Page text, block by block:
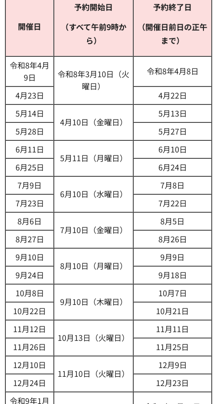
開催日
予約開始日
（すべて午前9時か
ら）
予約終了日
（開催日前日の正午
まで）​​​​​​
令和8年4月
9日
令和8年3月10日（火
曜日）
令和8年4月8日
4月23日
4月22日
5月14日
4月10日（金曜日）
5月13日
5月28日
5月27日
6月11日
5月11日（月曜日）
6月10日
6月25日
6月24日
7月9日
6月10日（水曜日）
7月8日
7月23日
7月22日
8月6日
7月10日（金曜日）
8月5日
8月27日
8月26日
9月10日
8月10日（月曜日）
9月9日
9月24日
9月18日
10月8日
9月10日（木曜日）
10月7日
10月22日
10月21日
11月12日
10月13日（火曜日）
11月11日
11月26日
11月25日
12月10日
11月10日（火曜日）
12月9日
12月24日
12月23日
令和9年1月